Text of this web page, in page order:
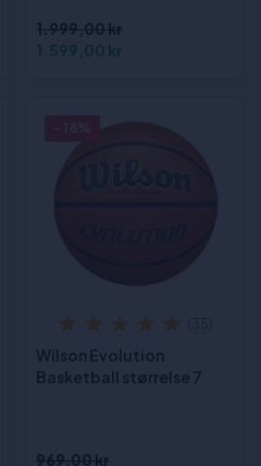
1.999,00 kr
1.599,00 kr
Wilson Evolution
Basketball størrelse 7
969,00 kr